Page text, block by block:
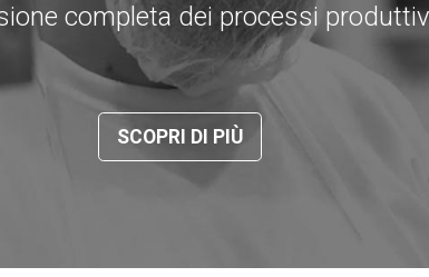
completa dei processi
SCOPRI DI PIÙ